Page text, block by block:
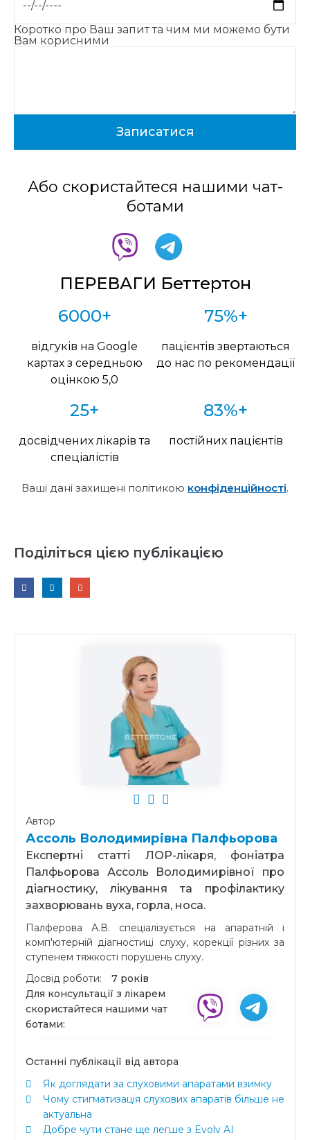
Коротко про Ваш запит та чим ми можемо бути
Вам корисними
Або скористайтеся нашими чат-
ботами
ПЕРЕВАГИ Беттертон
6000+
відгуків на Google
картах з середньою
оцінкою 5,0
75%+
пацієнтів звертаються
до нас по рекомендації
25+
досвідчених лікарів та
спеціалістів
83%+
постійних пацієнтів
Ваші дані захищені політикою конфіденційності.
Поділіться цією публікацією
Автор
Ассоль Володимирівна Палфьорова
Експертні статті ЛОР-лікаря, фоніатра
Палфьорова Ассоль Володимирівної про
діагностику, лікування та профілактику
захворювань вуха, горла, носа.
Палферова А.В. спеціалізується на апаратній і
комп'ютерній діагностиці слуху, корекції різних за
ступенем тяжкості порушень слуху.
Досвід роботи:
7 років
Для консультації з лікарем
скористайтеся нашими чат
ботами:
Останні публікації від автора
Як доглядати за слуховими апаратами взимку
Чому стигматизація слухових апаратів більше не
актуальна
Добре чути стане ще легше з Evolv AI